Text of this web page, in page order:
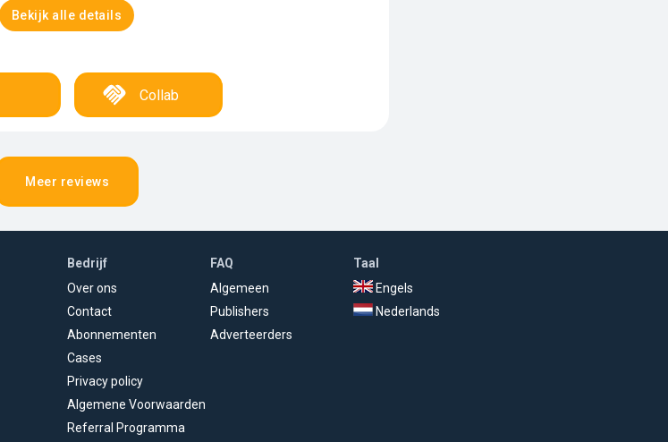
Bekijk alle details
Collab
Meer reviews
Bedrijf
Over ons
Contact
Abonnementen
Cases
Privacy policy
Algemene Voorwaarden
Referral Programma
FAQ
Algemeen
Publishers
Adverteerders
Taal
Engels
Nederlands